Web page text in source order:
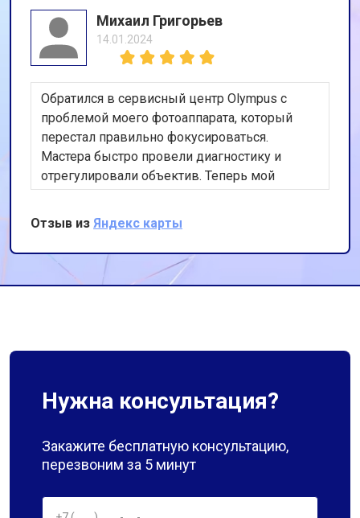
Михаил Григорьев
14.01.2024
Обратился в сервисный центр Olympus с
проблемой моего фотоаппарата, который
перестал правильно фокусироваться.
Мастера быстро провели диагностику и
отрегулировали объектив. Теперь мой
фотоаппарат работает идеально. Спасибо за
оперативность и качественную работу!
Отзыв из Яндекс карты
Нужна консультация?
Закажите бесплатную консультацию,
перезвоним за 5 минут